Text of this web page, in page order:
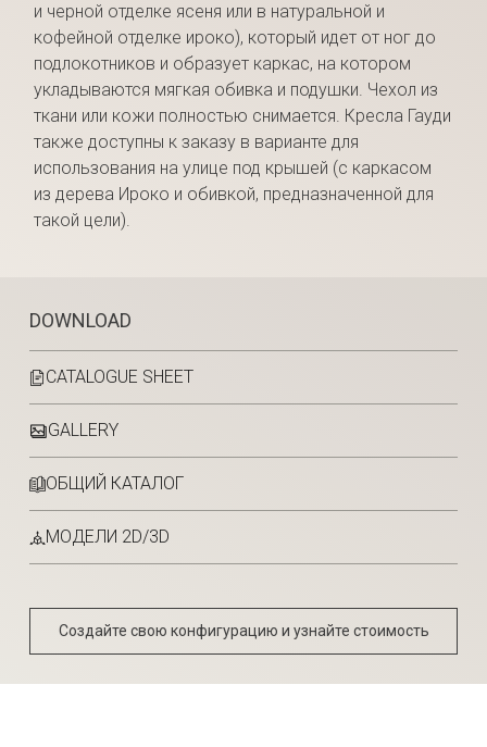
DOWNLOAD
CATALOGUE SHEET
GALLERY
ОБЩИЙ КАТАЛОГ
МОДЕЛИ 2D/3D
Создайте свою конфигурацию и узнайте стоимость
и черной отделке ясеня или в натуральной и
кофейной отделке ироко), который идет от ног до
подлокотников и образует каркас, на котором
укладываются мягкая обивка и подушки. Чехол из
ткани или кожи полностью снимается. Кресла Гауди
также доступны к заказу в варианте для
использования на улице под крышей (с каркасом
из дерева Ироко и обивкой, предназначенной для
такой цели).